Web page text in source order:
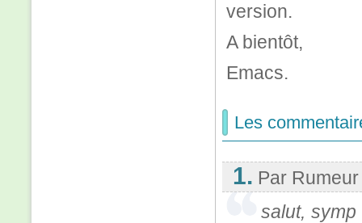
version.
A bientôt,
Emacs.
Les
1. Par Rumeur
salut,